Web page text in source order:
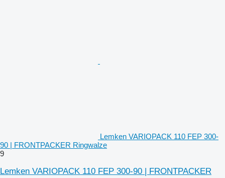
Lemken VARIOPACK 110 FEP 300-
90 | FRONTPACKER Ringwalze
9
Lemken VARIOPACK 110 FEP 300-90 | FRONTPACKER